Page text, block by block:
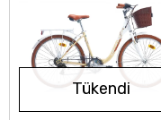
Tükendi